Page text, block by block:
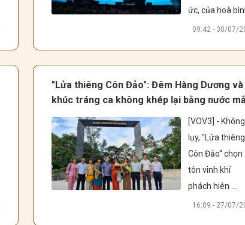
ức, của hoà
của khát vọng
sĩ nhân dịp kỷ
niệm 79 năm
ngày Thương
binh- Liệt sĩ 27/
09:42 - 30/07/
"Lửa thiêng Côn Đảo": Đêm Hàng Dương và
khúc tráng ca không khép lại bằng nước
[VOV3] -
lụy, "Lửa thiêng
Côn Đảo" chọn
tôn vinh khí
phách hiên
ngang và khơi
16:09 - 27/07/